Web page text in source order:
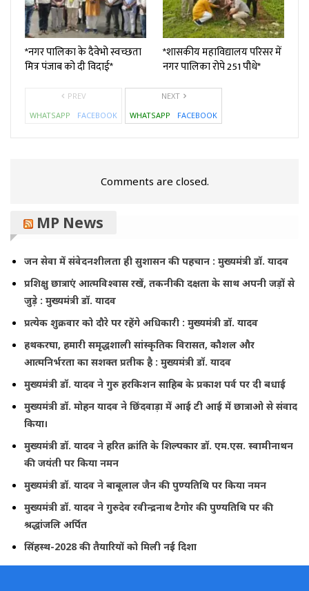
*नगर पालिका के दैवेभो स्वच्छता
मित्र पंजाब को दी विदाई*
*शासकीय महाविद्यालय परिसर में
नगर पालिका रोपे 251 पौधे*
PREV
WHATSAPP
FACEBOOK
NEXT
WHATSAPP
FACEBOOK
Comments are closed.
MP News
जन सेवा में संवेदनशीलता ही सुशासन की पहचान : मुख्यमंत्री डॉ. यादव
प्रशिक्षु छात्राएं आत्मविश्वास रखें, तकनीकी दक्षता के साथ अपनी जड़ों से
जुड़े : मुख्यमंत्री डॉ. यादव
प्रत्येक शुक्रवार को दौरे पर रहेंगे अधिकारी : मुख्यमंत्री डॉ. यादव
हथकरघा, हमारी समृद्धशाली सांस्कृतिक विरासत, कौशल और
आत्मनिर्भरता का सशक्त प्रतीक है : मुख्यमंत्री डॉ. यादव
मुख्यमंत्री डॉ. यादव ने गुरु हरकिशन साहिब के प्रकाश पर्व पर दी बधाई
मुख्यमंत्री डॉ. मोहन यादव ने छिंदवाड़ा में आई टी आई में छात्राओ से संवाद
किया।
मुख्यमंत्री डॉ. यादव ने हरित क्रांति के शिल्पकार डॉ. एम.एस. स्वामीनाथन
की जयंती पर किया नमन
मुख्यमंत्री डॉ. यादव ने बाबूलाल जैन की पुण्यतिथि पर किया नमन
मुख्यमंत्री डॉ. यादव ने गुरुदेव रवीन्द्रनाथ टैगोर की पुण्यतिथि पर की
श्रद्धांजलि अर्पित
सिंहस्थ-2028 की तैयारियों को मिली नई दिशा